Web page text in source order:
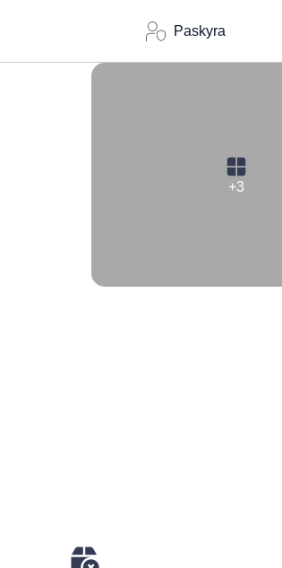
Paskyra
+3